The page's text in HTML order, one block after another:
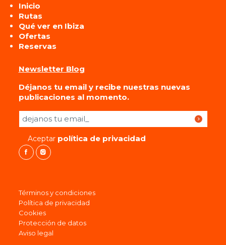
Inicio
Rutas
Qué ver en Ibiza
Ofertas
Reservas
Newsletter Blog
Déjanos tu email y recibe nuestras nuevas
publicaciones al momento.
Por favor, deja este campo vacío.
Aceptar política de privacidad
Términos y condiciones
Política de privacidad
Cookies
Protección de datos
Aviso legal